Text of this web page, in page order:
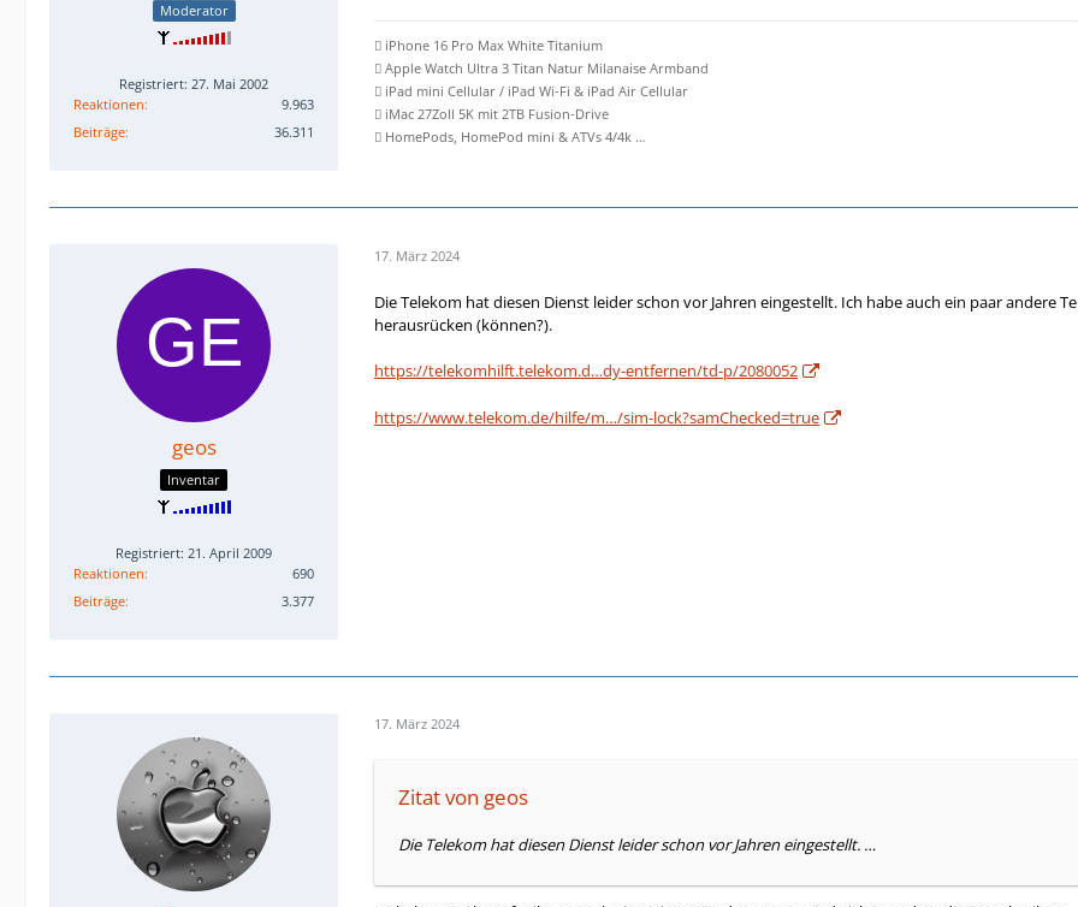
Moderator
Registriert: 27. Mai 2002
Reaktionen
9.963
Beiträge
36.311
 iPhone 16 Pro Max White Titanium
 Apple Watch Ultra 3 Titan Natur Milanaise Armband
 iPad mini Cellular / iPad Wi-Fi & iPad Air Cellular
 iMac 27Zoll 5K mit 2TB Fusion-Drive
 HomePods, HomePod mini & ATVs 4/4k …
geos
Inventar
Registriert: 21. April 2009
Reaktionen
690
Beiträge
3.377
17. März 2024
Die Telekom hat diesen Dienst leider schon vor Jahren eingestellt. Ich habe auch ein paar andere
herausrücken (können?).
https://telekomhilft.telekom.d…dy-entfernen/td-p/2080052
https://www.telekom.de/hilfe/m…/sim-lock?samChecked=true
17. März 2024
Zitat von geos
Die Telekom hat diesen Dienst leider schon vor Jahren eingestellt. …